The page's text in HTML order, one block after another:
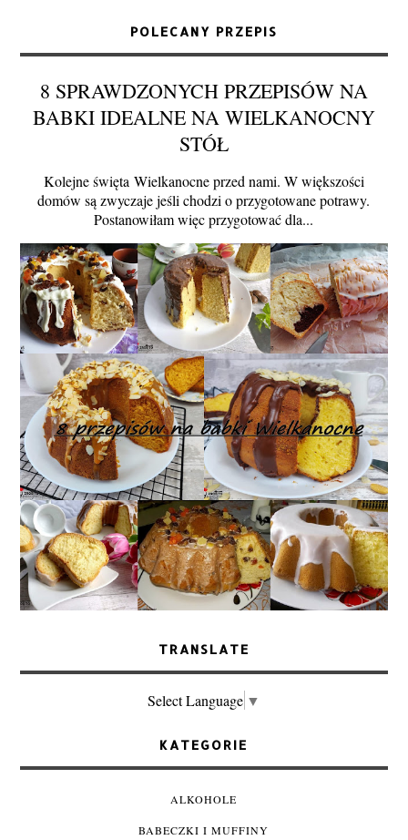
POLECANY PRZEPIS
8 SPRAWDZONYCH PRZEPISÓW NA
BABKI IDEALNE NA WIELKANOCNY
STÓŁ
Kolejne święta Wielkanocne przed nami. W większości
domów są zwyczaje jeśli chodzi o przygotowane potrawy.
Postanowiłam więc przygotować dla...
TRANSLATE
Select Language ▼
KATEGORIE
ALKOHOLE
BABECZKI I MUFFINY